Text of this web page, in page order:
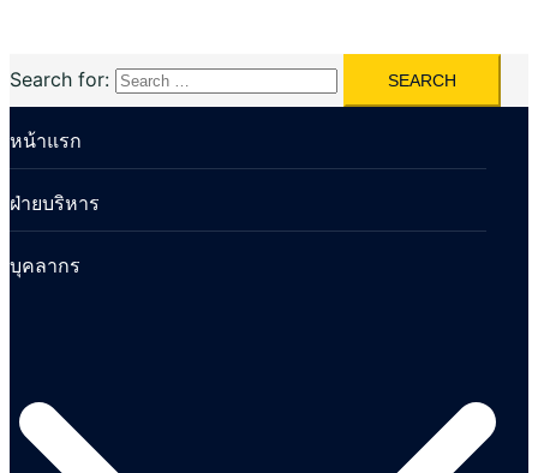
Search for:
หน้าแรก
ฝ่ายบริหาร
บุคลากร